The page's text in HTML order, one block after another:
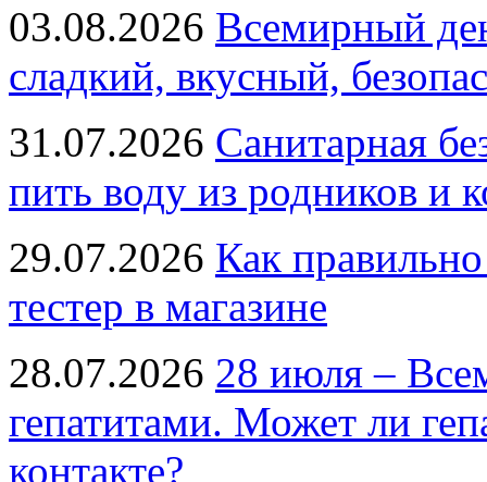
03.08.2026 Всемирный
сладкий, вкусный,
31.07.2026 Санитарная
пить воду из родников и
29.07.2026 Как
тестер в магазине
28.07.2026 28 июля –
гепатитами. Может ли
контакте?